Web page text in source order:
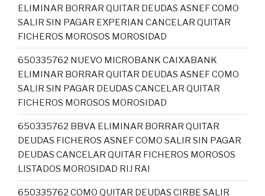
ELIMINAR BORRAR QUITAR DEUDAS ASNEF COMO
SALIR SIN PAGAR EXPERIAN CANCELAR QUITAR
FICHEROS MOROSOS MOROSIDAD
650335762 NUEVO MICROBANK CAIXABANK
ELIMINAR BORRAR QUITAR DEUDAS ASNEF COMO
SALIR SIN PAGAR DEUDAS CANCELAR QUITAR
FICHEROS MOROSOS MOROSIDAD
650335762 BBVA ELIMINAR BORRAR QUITAR
DEUDAS FICHEROS ASNEF COMO SALIR SIN PAGAR
DEUDAS CANCELAR QUITAR FICHEROS MOROSOS
LISTADOS MOROSIDAD RIJ RAI
650335762 COMO QUITAR DEUDAS CIRBE SALIR